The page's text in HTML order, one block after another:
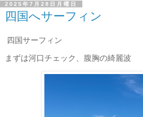
2025年7月28日月曜日
四国へサーフィン
四国サーフィン
まずは河口チェック、腹胸の綺麗波